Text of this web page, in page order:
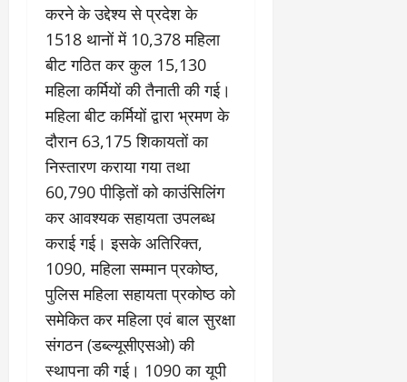
करने के उद्देश्य से प्रदेश के
1518 थानों में 10,378 महिला
बीट गठित कर कुल 15,130
महिला कर्मियों की तैनाती की गई।
महिला बीट कर्मियों द्वारा भ्रमण के
दौरान 63,175 शिकायतों का
निस्तारण कराया गया तथा
60,790 पीड़ितों को काउंसिलिंग
कर आवश्यक सहायता उपलब्ध
कराई गई। इसके अतिरिक्त,
1090, महिला सम्मान प्रकोष्ठ,
पुलिस महिला सहायता प्रकोष्ठ को
समेकित कर महिला एवं बाल सुरक्षा
संगठन (डब्ल्यूसीएसओ) की
स्थापना की गई। 1090 का यूपी